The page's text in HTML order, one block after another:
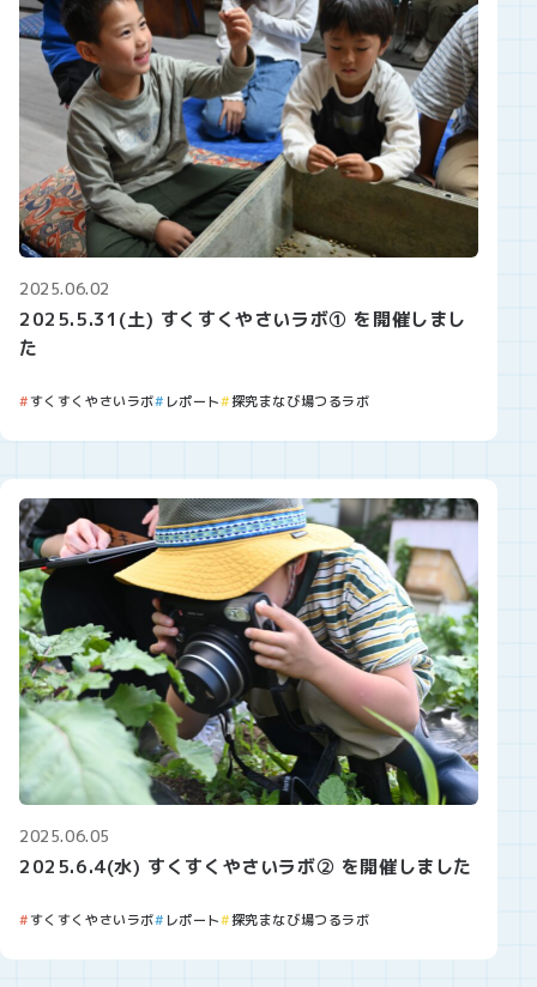
2025.06.02
2025.5.31(土) すくすくやさいラボ① を開催しまし
た
すくすくやさいラボ レポート 探究まなび場つるラボ
2025.06.05
2025.6.4(水) すくすくやさいラボ② を開催しました
すくすくやさいラボ レポート 探究まなび場つるラボ